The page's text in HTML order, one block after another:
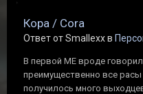
Кора / Cora
Ответ от Smallexx в
В первой МЕ вроде
преимущественно все
получилось много